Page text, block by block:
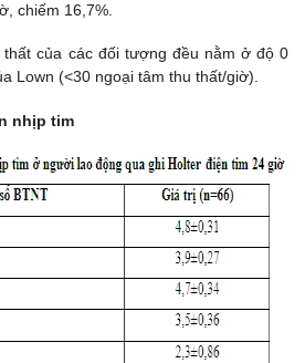
chiếm 16,7%.
của các đối tượng đều nằm ở độ 0
Lown (<30 ngoại tâm thu thất/giờ).
nhịp tim